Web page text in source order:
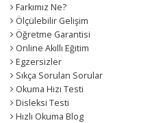
Farkımız Ne?
Ölçülebilir Gelişim
Öğretme Garantisi
Online Akıllı Eğitim
Egzersizler
Sıkça Sorulan Sorular
Okuma Hızı Testi
Disleksi Testi
Hızlı Okuma Blog